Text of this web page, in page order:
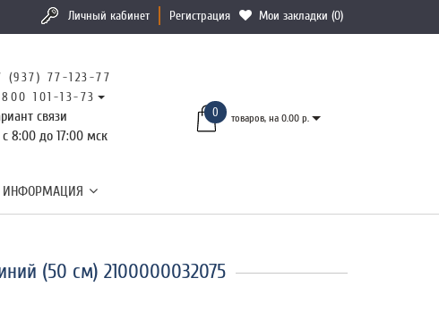
Личный кабинет Регистрация Мои закладки (0)
(937) 77-123-77
101-13-73
связи
с 8:00 до 17:00 мск
0 товаров, на 0.00 р.
ИНФОРМАЦИЯ
(50 см) 2100000032075